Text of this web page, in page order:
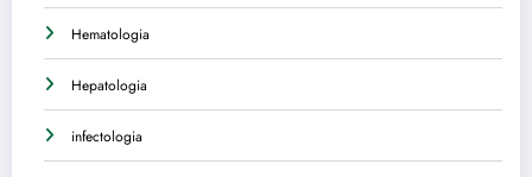
Hematologia
Hepatologia
infectologia